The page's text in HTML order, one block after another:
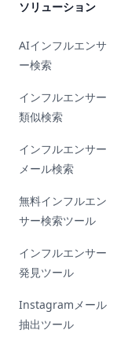
ソリューション
AIインフルエンサ
ー検索
インフルエンサー
類似検索
インフルエンサー
メール検索
無料インフルエン
サー検索ツール
インフルエンサー
発見ツール
Instagramメール
抽出ツール